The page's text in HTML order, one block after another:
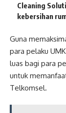
Cleaning
kebersihan
Guna
para pelaku
luas bagi para
untuk
Telkomsel.